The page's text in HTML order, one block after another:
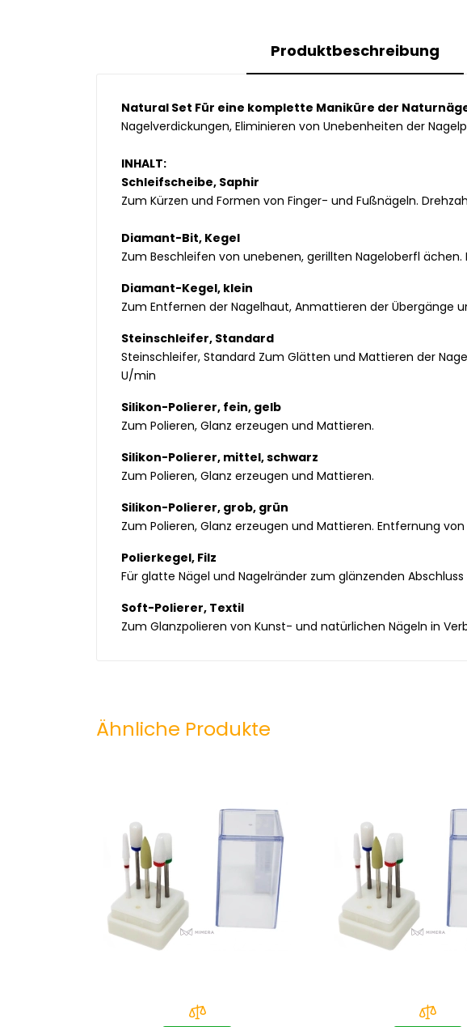
Produktbeschreibung
Natural Set Für eine komplette Maniküre der
Nagelverdickungen, Eliminieren von Unebenheiten der
INHALT:
Schleifscheibe, Saphir
Zum Kürzen und Formen von Finger- und Fußnägeln.
Diamant-Bit, Kegel
Zum Beschleifen von unebenen, gerillten Nageloberfl
Diamant-Kegel, klein
Zum Entfernen der Nagelhaut, Anmattieren der Übergänge
Steinschleifer, Standard
Steinschleifer, Standard Zum Glätten und Mattieren der
U/min
Silikon-Polierer, fein, gelb
Zum Polieren, Glanz erzeugen und Mattieren.
Silikon-Polierer, mittel, schwarz
Zum Polieren, Glanz erzeugen und Mattieren.
Silikon-Polierer, grob, grün
Zum Polieren, Glanz erzeugen und Mattieren. Entfernung
Polierkegel, Filz
Für glatte Nägel und Nagelränder zum glänzenden
Soft-Polierer, Textil
Zum Glanzpolieren von Kunst- und natürlichen Nägeln in
Ähnliche Produkte